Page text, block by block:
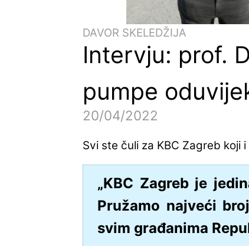
DAVOR SKELEDŽIJA
Intervju: prof.
pumpe
20/04/2022
Svi ste čuli za KBC Zagreb koji
„KBC Zagreb je
Pružamo najveći
svim građanima